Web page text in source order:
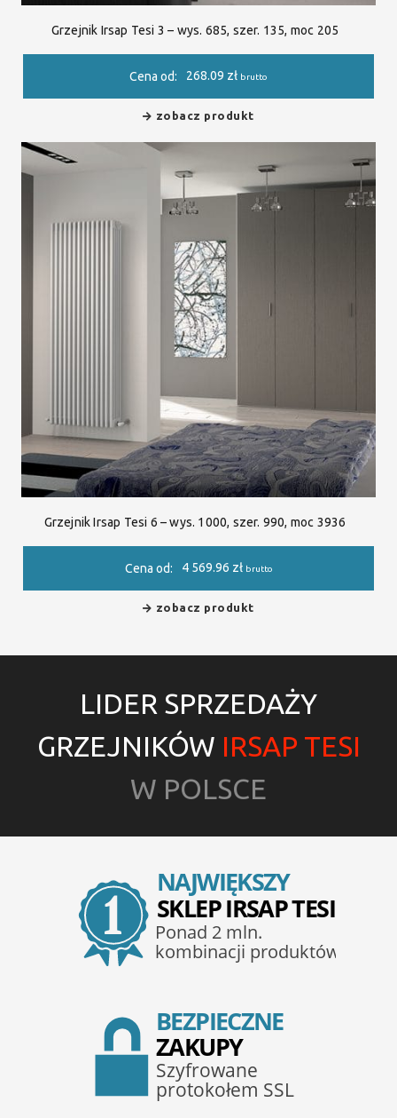
Grzejnik Irsap Tesi 3 – wys. 685, szer. 135, moc 205
Cena od: 268.09 zł brutto
zobacz produkt
Grzejnik Irsap Tesi 6 – wys. 1000, szer. 990, moc 3936
Cena od: 4 569.96 zł brutto
zobacz produkt
LIDER SPRZEDAŻY
GRZEJNIKÓW IRSAP TESI
W POLSCE